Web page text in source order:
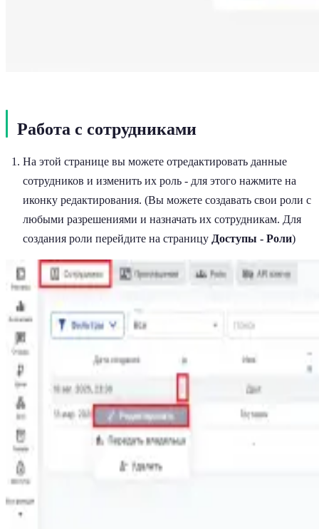
Работа с сотрудниками
На этой странице вы можете отредактировать данные
сотрудников и изменить их роль - для этого нажмите на
иконку редактирования. (Вы можете создавать свои роли с
любыми разрешениями и назначать их сотрудникам. Для
создания роли перейдите на страницу Доступы - Роли)